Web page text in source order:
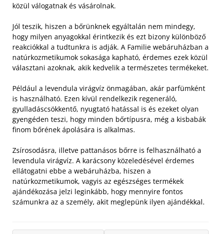
közül válogatnak és vásárolnak.
Jól teszik, hiszen a bőrünknek egyáltalán nem mindegy,
hogy milyen anyagokkal érintkezik és ezt bizony különböző
reakciókkal a tudtunkra is adják. A Familie webáruházban a
natúrkozmetikumok sokasága kapható, érdemes ezek közül
választani azoknak, akik kedvelik a természetes termékeket.
Például a levendula virágvíz önmagában, akár parfümként
is használható. Ezen kívül rendelkezik regeneráló,
gyulladáscsökkentő, nyugtató hatással is és ezeket olyan
gyengéden teszi, hogy minden bőrtípusra, még a kisbabák
finom bőrének ápolására is alkalmas.
Zsírosodásra, illetve pattanásos bőrre is felhasználható a
levendula virágvíz. A karácsony közeledésével érdemes
ellátogatni ebbe a webáruházba, hiszen a
natúrkozmetikumok, vagyis az egészséges termékek
ajándékozása jelzi leginkább, hogy mennyire fontos
számunkra az a személy, akit meglepünk ilyen ajándékkal.